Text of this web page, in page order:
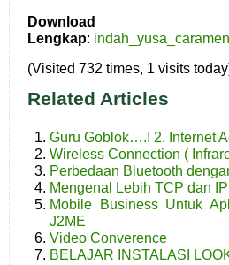
Lengkap:
(Visited 732 times, 1 visits
Related Articles
Guru Goblok….! 2. Internet
Wireless Connection (
Perbedaan Bluetooth
Mengenal Lebih TCP dan IP
Mobile Business Untuk
J2ME
Video Converence
BELAJAR INSTALASI